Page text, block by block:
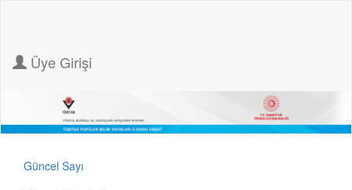
Üye Girişi
Güncel Sayı